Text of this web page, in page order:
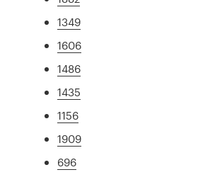
1349
1606
1486
1435
1156
1909
696